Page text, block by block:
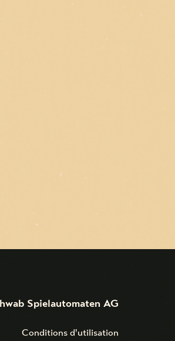
Spielautomaten AG
Conditions d'utilisation